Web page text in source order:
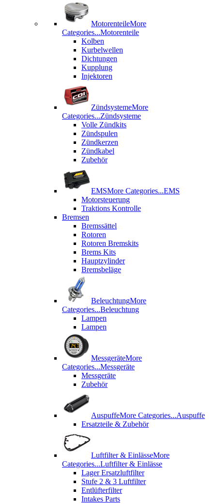
MotorenteileMore
Categories...Motorenteile
Kolben
Kurbelwellen
Dichtungen
Kupplung
Injektoren
ZündsystemeMore
Categories...Zündsysteme
Volle Zündkits
Zündspulen
Zündkerzen
Zündkabel
Zubehör
EMSMore Categories...EMS
Motorsteuerung
Traktions Kontrolle
Bremsen
Bremssättel
Rotoren
Rotoren Bremskits
Brems Kits
Hauptzylinder
Bremsbeläge
BeleuchtungMore
Categories...Beleuchtung
Lampen
Lampen
MessgeräteMore
Categories...Messgeräte
Messgeräte
Zubehör
AuspuffeMore Categories...Auspuffe
Ersatzteile & Zubehör
Luftfilter & EinlässeMore
Categories...Luftfilter & Einlässe
Lager Ersatzluftfilter
Stufe 2 & 3 Luftfilter
Entlüfterfilter
Intakes Parts